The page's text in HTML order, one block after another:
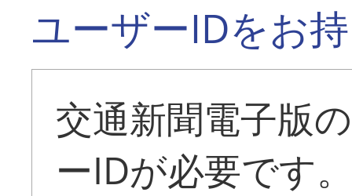
ユーザーIDをお
交通新聞電子版
ーIDが必要です